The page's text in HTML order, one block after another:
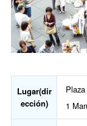
Lugar(dir
ección)
1